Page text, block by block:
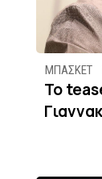
ΜΠΑΣΚΕΤ
To